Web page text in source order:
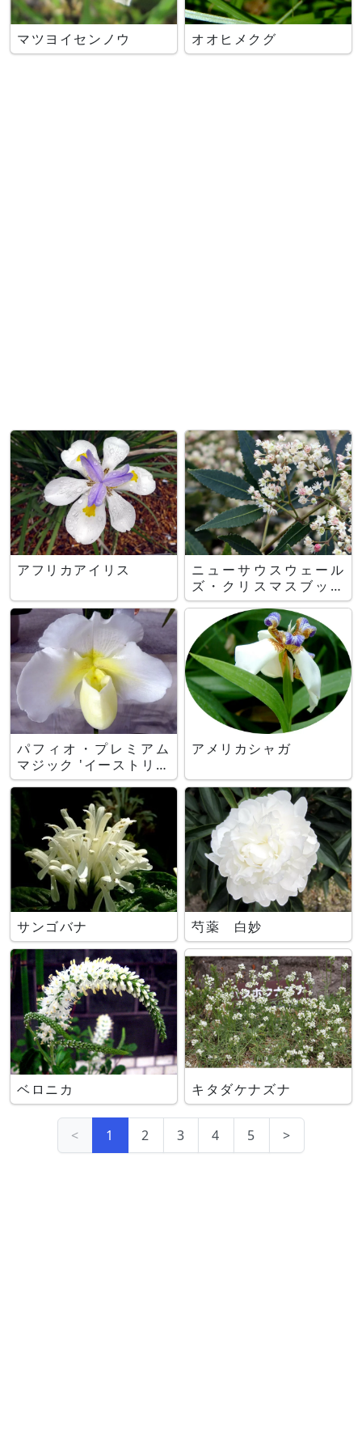
マツヨイセンノウ オオヒメクグ
アフリカアイリス
ニューサウスウェール
ズ・クリスマスブッシ
ュ
パフィオ・プレミアム
マジック 'イーストリバ
ー'
アメリカシャガ
サンゴバナ 芍薬 白妙
ベロニカ キタダケナズナ
< 1 2 3 4 5 >